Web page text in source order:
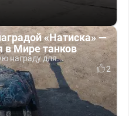
«Натиска» —
в Мире танков
награду для...
2